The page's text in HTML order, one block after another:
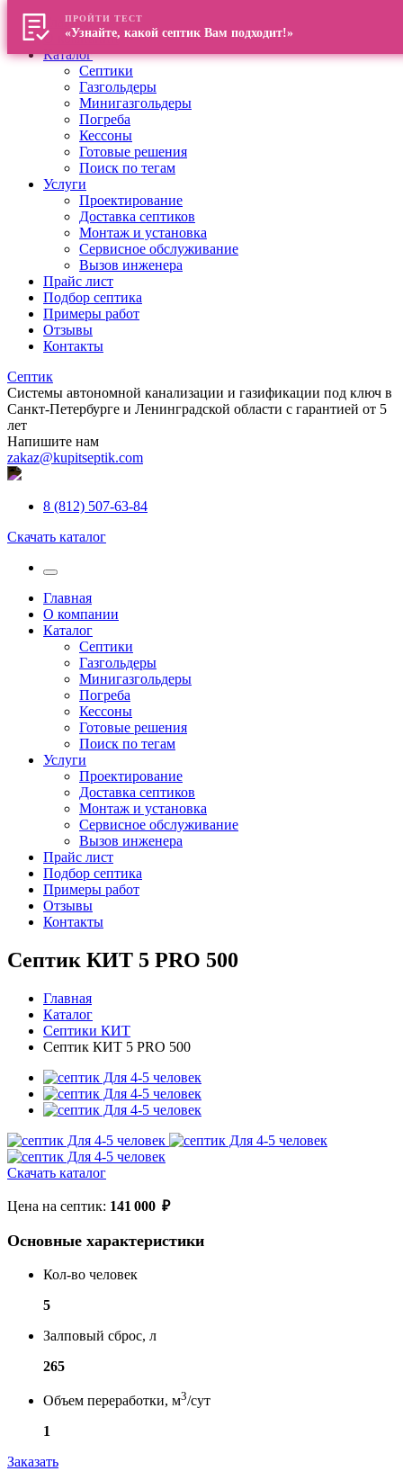
Главная
О компании
Каталог
Септики
Газгольдеры
Минигазгольдеры
Погреба
Кессоны
Готовые решения
Поиск по тегам
Услуги
Проектирование
Доставка септиков
Монтаж и установка
Сервисное обслуживание
Вызов инженера
Прайс лист
Подбор септика
Примеры работ
Отзывы
Контакты
Септик
Системы автономной канализации и газификации под ключ в
Санкт-Петербурге и Ленинградской области с гарантией от 5
лет
Напишите нам
zakaz@kupitseptik.com
8 (812) 507-63-84
Скачать каталог
Главная
О компании
Каталог
Септики
Газгольдеры
Минигазгольдеры
Погреба
Кессоны
Готовые решения
Поиск по тегам
Услуги
Проектирование
Доставка септиков
Монтаж и установка
Сервисное обслуживание
Вызов инженера
Прайс лист
Подбор септика
Примеры работ
Отзывы
Контакты
Септик КИТ 5 PRO 500
Главная
Каталог
Септики КИТ
Септик КИТ 5 PRO 500
Скачать каталог
Цена на септик: 141 000 ₽
Основные характеристики
Кол-во человек
5
Залповый сброс, л
265
Объем переработки, м3/сут
1
Заказать
ПРОЙТИ ТЕСТ
«Узнайте, какой септик Вам подходит!»